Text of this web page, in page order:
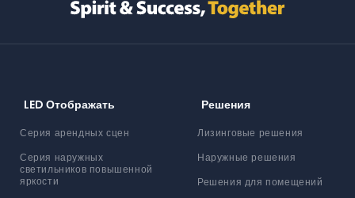
LED Отображать
Серия арендных сцен
Серия наружных
светильников повышенной
яркости
Решения
Лизинговые решения
Наружные решения
Решения для помещений